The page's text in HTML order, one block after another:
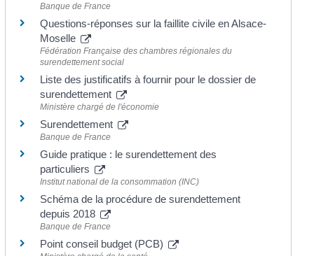
Banque de France
Questions-réponses sur la faillite civile en Alsace-
Moselle
Fédération Française des chambres régionales du
surendettement social
Liste des justificatifs à fournir pour le dossier de
surendettement
Ministère chargé de l'économie
Surendettement
Banque de France
Guide pratique : le surendettement des
particuliers
Institut national de la consommation (INC)
Schéma de la procédure de surendettement
depuis 2018
Banque de France
Point conseil budget (PCB)